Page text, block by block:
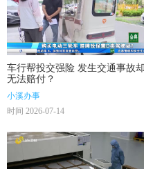
车行帮投交强险 发生交通事故却
无法赔付？
小溪办事
时间 2026-07-14